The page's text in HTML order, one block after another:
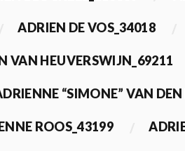
ADRIEN DE VOS_34018
VAN HEUVERSWIJN_69211
“SIMONE” VAN
ROOS_43199